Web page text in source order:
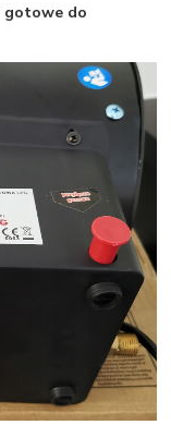
gotowe do